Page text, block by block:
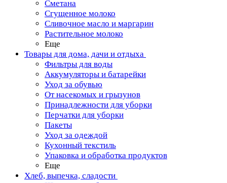
Сметана
Сгущенное молоко
Сливочное масло и маргарин
Растительное молоко
Еще
Товары для дома, дачи и отдыха
Фильтры для воды
Аккумуляторы и батарейки
Уход за обувью
От насекомых и грызунов
Принадлежности для уборки
Перчатки для уборки
Пакеты
Уход за одеждой
Кухонный текстиль
Упаковка и обработка продуктов
Еще
Хлеб, выпечка, сладости